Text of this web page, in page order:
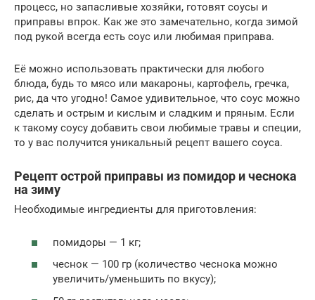
процесс, но запасливые хозяйки, готовят соусы и
приправы впрок. Как же это замечательно, когда зимой
под рукой всегда есть соус или любимая приправа.
Её можно использовать практически для любого
блюда, будь то мясо или макароны, картофель, гречка,
рис, да что угодно! Самое удивительное, что соус можно
сделать и острым и кислым и сладким и пряным. Если
к такому соусу добавить свои любимые травы и специи,
то у вас получится уникальный рецепт вашего соуса.
Рецепт острой приправы из помидор и чеснока
на зиму
Необходимые ингредиенты для приготовления:
помидоры — 1 кг;
чеснок — 100 гр (количество чеснока можно
увеличить/уменьшить по вкусу);